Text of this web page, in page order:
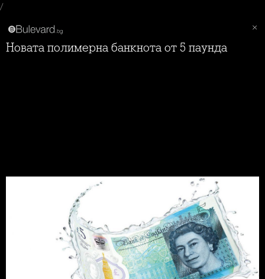
/
Новата полимерна банкнота от 5 паунда